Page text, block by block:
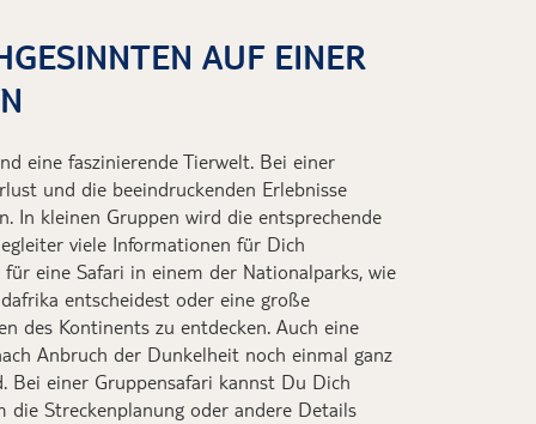
AUF EINER
eine faszinierende Tierwelt. Bei einer
und die beeindruckenden Erlebnisse
In kleinen Gruppen wird die entsprechende
viele Informationen für Dich
eine Safari in einem der Nationalparks, wie
entscheidest oder eine große
des Kontinents zu entdecken. Auch eine
Anbruch der Dunkelheit noch einmal ganz
Bei einer Gruppensafari kannst Du Dich
Streckenplanung oder andere Details